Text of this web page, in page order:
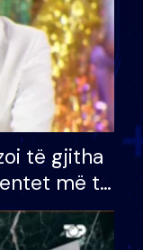
të gjitha
më të
Do më
kur…